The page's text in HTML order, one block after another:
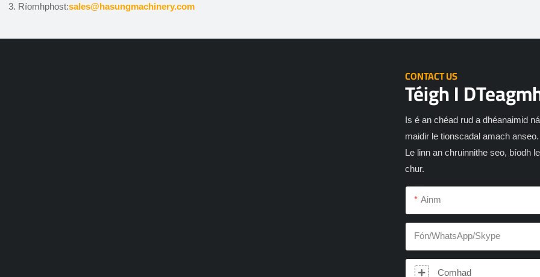
Ríomhphost:sales@hasungmachinery.com
CONTACT US
Téigh I
Is é an chéad rud a dhéanaimid
maidir le tionscadal amach anseo.
Le linn an chruinnithe seo, bíodh
chur.
Ainm
Fón/WhatsApp/Skype
Comhad